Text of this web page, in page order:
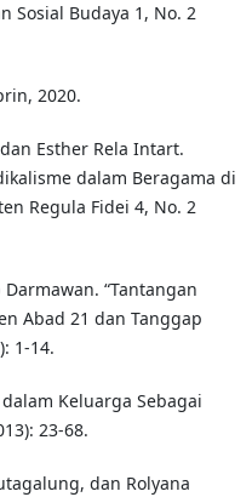
Sosial Budaya 1, No. 2
2020.
Esther Rela Intart.
dalam Beragama di
Regula Fidei 4, No. 2
“Tantangan
Abad 21 dan Tanggap
1-14.
Keluarga Sebagai
23-68.
dan Rolyana